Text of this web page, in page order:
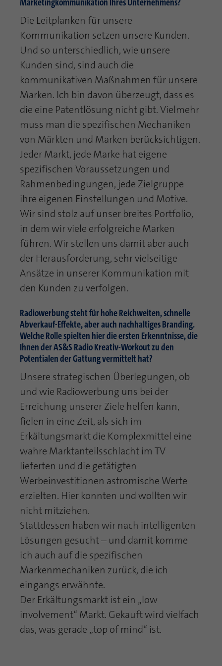
Die Leitplanken für unsere
Kommunikation setzen unsere Kunden.
Und so unterschiedlich, wie unsere
Kunden sind, sind auch die
kommunikativen Maßnahmen für unsere
Marken. Ich bin davon überzeugt, dass es
die eine Patentlösung nicht gibt. Vielmehr
muss man die spezifischen Mechaniken
von Märkten und Marken berücksichtigen.
Jeder Markt, jede Marke hat eigene
spezifischen Voraussetzungen und
Rahmenbedingungen, jede Zielgruppe
ihre eigenen Einstellungen und Motive.
Wir sind stolz auf unser breites Portfolio,
in dem wir viele erfolgreiche Marken
führen. Wir stellen uns damit aber auch
der Herausforderung, sehr vielseitige
Ansätze in unserer Kommunikation mit
den Kunden zu verfolgen.
Radiowerbung steht für hohe Reichweiten, schnelle
Abverkauf-Effekte, aber auch nachhaltiges Branding.
Welche Rolle spielten hier die ersten Erkenntnisse, die
Ihnen der AS&S Radio Kreativ-Workout zu den
Potentialen der Gattung vermittelt hat?
Unsere strategischen Überlegungen, ob
und wie Radiowerbung uns bei der
Erreichung unserer Ziele helfen kann,
fielen in eine Zeit, als sich im
Erkältungsmarkt die Komplexmittel eine
wahre Marktanteilsschlacht im TV
lieferten und die getätigten
Werbeinvestitionen astromische Werte
erzielten. Hier konnten und wollten wir
nicht mitziehen.
Stattdessen haben wir nach intelligenten
Lösungen gesucht – und damit komme
ich auch auf die spezifischen
Markenmechaniken zurück, die ich
eingangs erwähnte.
Der Erkältungsmarkt ist ein „low
involvement“ Markt. Gekauft wird vielfach
das, was gerade „top of mind“ ist.
PHPs Standard Sitzungs Identifikation
Zweck
Cookie von AT INTERNET zur Steuerung der